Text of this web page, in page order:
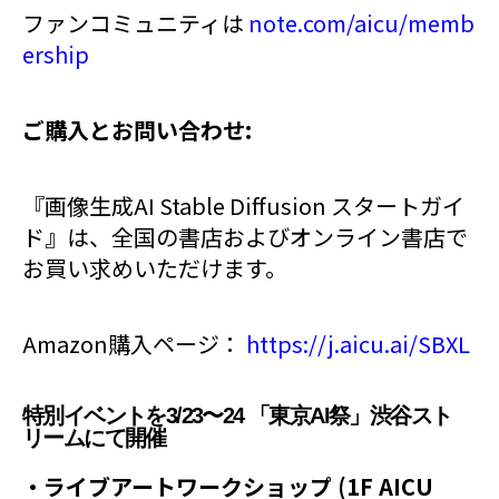
ファンコミュニティは note.com/aicu/memb
ership
ご購入とお問い合わせ:
『画像生成AI Stable Diffusion スタートガイ
ド』は、全国の書店およびオンライン書店で
お買い求めいただけます。
Amazon購入ページ： https://j.aicu.ai/SBXL
特別イベントを3/23〜24 「東京AI祭」渋谷スト
リームにて開催
・ライブアートワークショップ (1F AICU